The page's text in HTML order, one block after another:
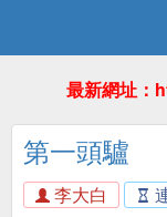
最新網址：
第一頭驢
李大白